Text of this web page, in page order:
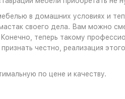
в домашних условиях и
своего дела. Вам можно
теперь такому
честно, реализация этого
по цене и качеству.